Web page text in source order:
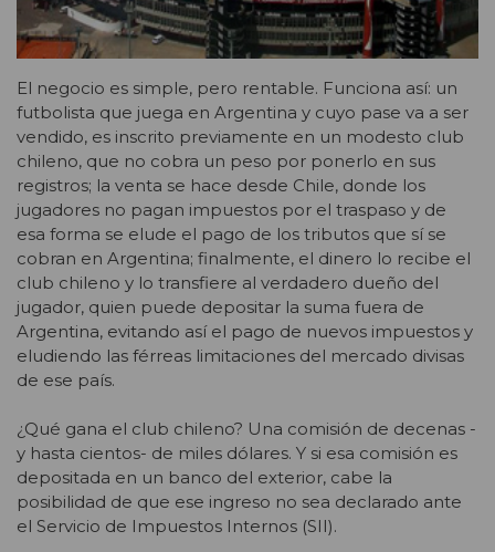
El negocio es simple, pero rentable. Funciona así: un
futbolista que juega en Argentina y cuyo pase va a ser
vendido, es inscrito previamente en un modesto club
chileno, que no cobra un peso por ponerlo en sus
registros; la venta se hace desde Chile, donde los
jugadores no pagan impuestos por el traspaso y de
esa forma se elude el pago de los tributos que sí se
cobran en Argentina; finalmente, el dinero lo recibe el
club chileno y lo transfiere al verdadero dueño del
jugador, quien puede depositar la suma fuera de
Argentina, evitando así el pago de nuevos impuestos y
eludiendo las férreas limitaciones del mercado divisas
de ese país.
¿Qué gana el club chileno? Una comisión de decenas -
y hasta cientos- de miles dólares. Y si esa comisión es
depositada en un banco del exterior, cabe la
posibilidad de que ese ingreso no sea declarado ante
el Servicio de Impuestos Internos (SII).